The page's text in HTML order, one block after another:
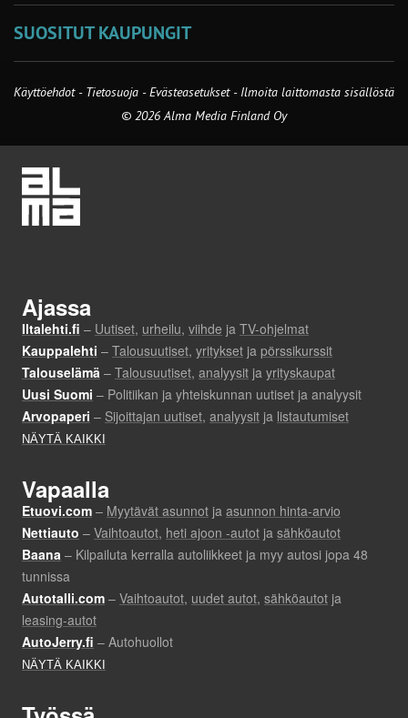
SUOSITUT KAUPUNGIT
Käyttöehdot - Tietosuoja -Evästeasetukset- Ilmoita laittomasta sisällöstä
© 2026 Alma Media Finland Oy